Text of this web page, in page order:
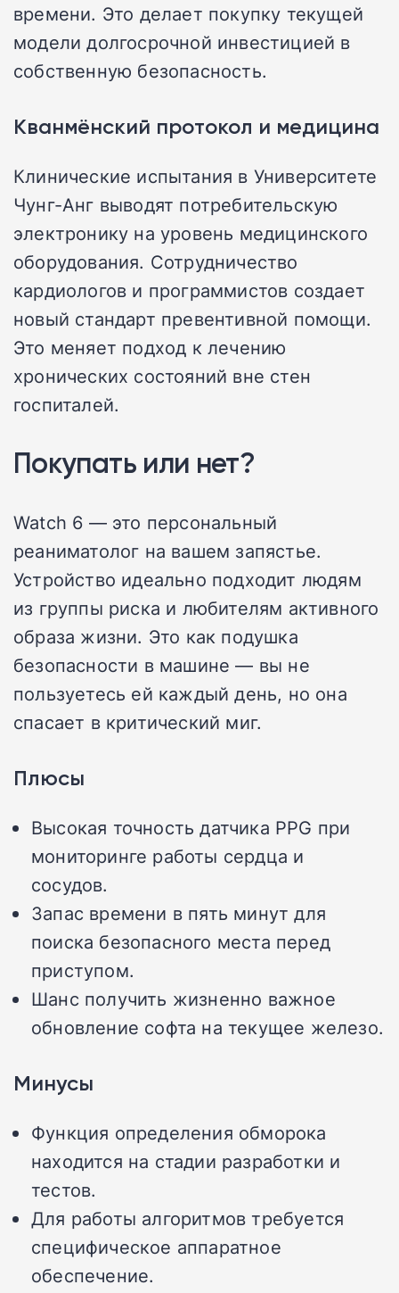
времени. Это делает покупку текущей
модели долгосрочной инвестицией в
собственную безопасность.
Кванмёнский протокол и медицина
Клинические испытания в Университете
Чунг-Анг выводят потребительскую
электронику на уровень медицинского
оборудования. Сотрудничество
кардиологов и программистов создает
новый стандарт превентивной помощи.
Это меняет подход к лечению
хронических состояний вне стен
госпиталей.
Покупать или нет?
Watch 6 — это персональный
реаниматолог на вашем запястье.
Устройство идеально подходит людям
из группы риска и любителям активного
образа жизни. Это как подушка
безопасности в машине — вы не
пользуетесь ей каждый день, но она
спасает в критический миг.
Плюсы
Высокая точность датчика PPG при
мониторинге работы сердца и
сосудов.
Запас времени в пять минут для
поиска безопасного места перед
приступом.
Шанс получить жизненно важное
обновление софта на текущее железо.
Минусы
Функция определения обморока
находится на стадии разработки и
тестов.
Для работы алгоритмов требуется
специфическое аппаратное
обеспечение.